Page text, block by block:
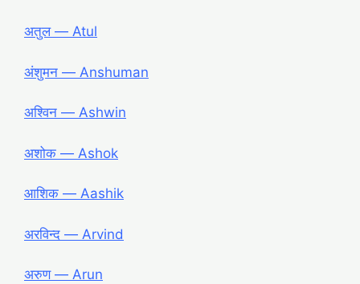
अतुल ― Atul
अंशुमन ― Anshuman
अश्विन ― Ashwin
अशोक ― Ashok
आशिक ― Aashik
अरविन्द ― Arvind
अरुण ― Arun